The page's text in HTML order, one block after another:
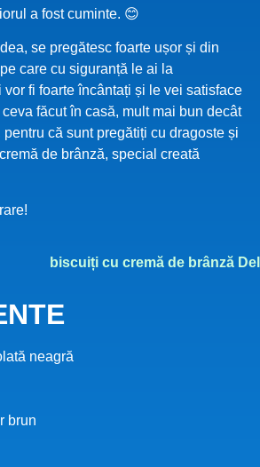
a fost cuminte. 😊
se pregătesc foarte ușor și din
care cu siguranță le ai la
fi foarte încântați și le vei satisface
făcut în casă, mult mai bun decât
că sunt pregătiți cu dragoste și
de brânză, special creată
neagră
brun